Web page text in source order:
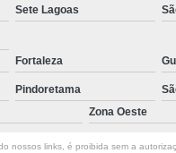
Sensor de
Camera
Cameras para
Sete Lagoas
Fortaleza
Pindoretama
Zona Oeste
links, é proibida sem a